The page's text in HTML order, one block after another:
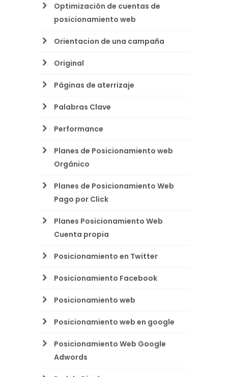
Optimización de cuentas de
posicionamiento web
Orientacion de una campaña
Original
Páginas de aterrizaje
Palabras Clave
Performance
Planes de Posicionamiento web
Orgánico
Planes de Posicionamiento Web
Pago por Click
Planes Posicionamiento Web
Cuenta propia
Posicionamiento en Twitter
Posicionamiento Facebook
Posicionamiento web
Posicionamiento web en google
Posicionamiento Web Google
Adwords